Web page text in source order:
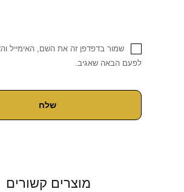
שמור בדפדפן זה את השם, האימייל
לפעם הבאה שאגיב.
מוצרים קשורים